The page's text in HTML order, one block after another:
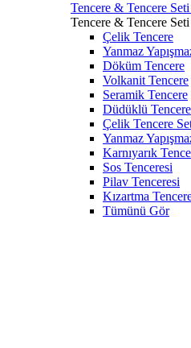
Tencere & Tencere Seti
Tencere & Tencere Seti
Çelik Tencere
Yanmaz
Döküm Tencere
Volkanit Tencere
Seramik Tencere
Düdüklü Tencere
Çelik Tencere
Yanmaz
Karnıyarık
Sos Tenceresi
Pilav Tenceresi
Kızartma
Tümünü Gör